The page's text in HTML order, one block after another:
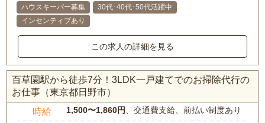
ハウスキーパー募集
30代･40代･50代活躍中
インセンティブあり
この求人の詳細を見る
百草園駅から徒歩7分！3LDK一戸建てでのお掃除代行の
お仕事（東京都日野市）
時給 1,500〜1,860円 、交通費支給、前払い制度あり